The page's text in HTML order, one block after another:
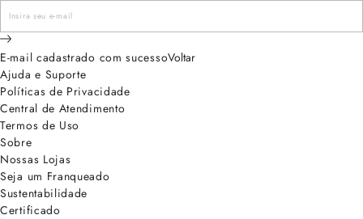
E-mail cadastrado com sucessoVoltar
Ajuda e Suporte
Políticas de Privacidade
Central de Atendimento
Termos de Uso
Sobre
Nossas Lojas
Seja um Franqueado
Sustentabilidade
Certificado